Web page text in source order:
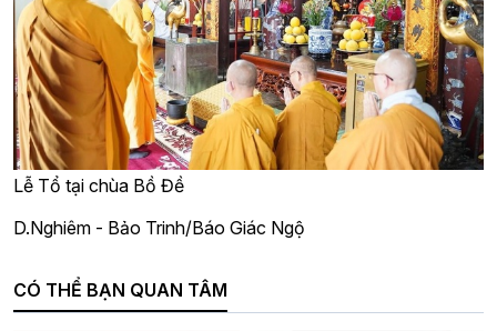
Lễ Tổ tại chùa Bồ Đề
D.Nghiêm - Bảo Trinh/Báo Giác Ngộ
CÓ THỂ BẠN QUAN TÂM